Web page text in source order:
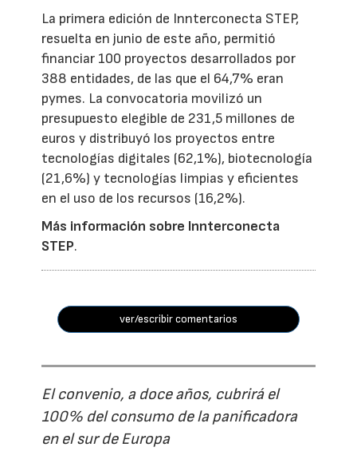
La primera edición de Innterconecta STEP,
resuelta en junio de este año, permitió
financiar 100 proyectos desarrollados por
388 entidades, de las que el 64,7% eran
pymes. La convocatoria movilizó un
presupuesto elegible de 231,5 millones de
euros y distribuyó los proyectos entre
tecnologías digitales (62,1%), biotecnología
(21,6%) y tecnologías limpias y eficientes
en el uso de los recursos (16,2%).
Más información sobre Innterconecta
STEP.
ver/escribir comentarios
El convenio, a doce años, cubrirá el
100% del consumo de la panificadora
en el sur de Europa